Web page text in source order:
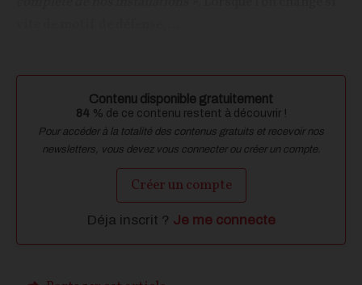
Contenu disponible gratuitement
84 % de ce contenu restent à découvrir !
Pour accéder à la totalité des contenus gratuits et recevoir nos
newsletters, vous devez vous connecter ou créer un compte.
Créer un compte
Déja inscrit ? Je me connecte